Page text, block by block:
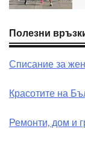
Полезни
Списание за
Красотите на
Ремонти, дом и